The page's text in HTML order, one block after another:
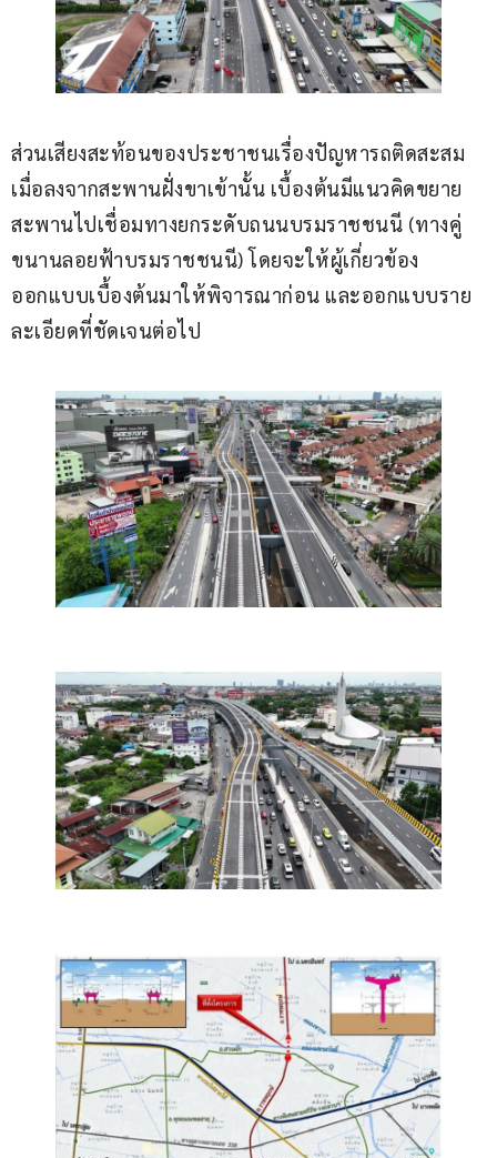
ส่วนเสียงสะท้อนของประชาชนเรื่องปัญหารถติดสะสม
เมื่อลงจากสะพานฝั่งขาเข้านั้น เบื้องต้นมีแนวคิดขยาย
สะพานไปเชื่อมทางยกระดับถนนบรมราชชนนี (ทางคู่
ขนานลอยฟ้าบรมราชชนนี) โดยจะให้ผู้เกี่ยวข้อง
ออกแบบเบื้องต้นมาให้พิจารณาก่อน และออกแบบราย
ละเอียดที่ชัดเจนต่อไป